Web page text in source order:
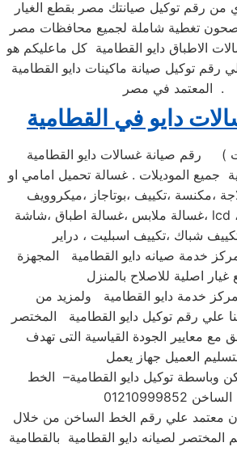
من رقم توكيل صيانتك مصر بقطع الغيار
تغطية شاملة لجميع محافظات مصر
الاطباق دايو القطامية كل ماعليكم هو
رقم توكيل صيانة ماكينات دايو القطامية
المعتمد في مصر .
دايو في القطامية
رقم صيانة غسالات دايو القطامية ( استبدال ومبيعات
جميع الموديلات . غسالة تحميل امامي او
،مكنسة ،تكييف ،بوتاجاز ،ميكروويف
،غسالة ملابس ،غسالة اطباق ،شاشة lcd ، شاشة led ، ديب
خدمة صيانه دايو القطامية المجهزة
غيار اصلية للاصلاح بالمنزل
خدمة دايو القطامية ولمزيد من
مع معايير الجودة القياسية التى تهدف
العميل جهاز يعمل
وباسطة توكيل دايو القطامية– الخط
معتمد علي رقم الخط الساخن من خلال